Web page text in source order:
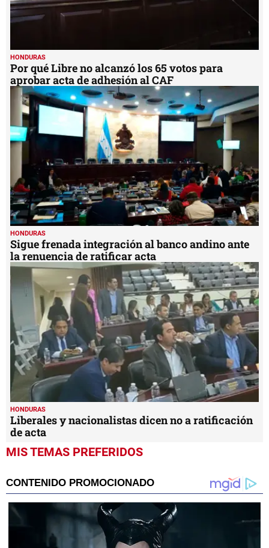
HONDURAS
Por qué Libre no alcanzó los 65 votos para
aprobar acta de adhesión al CAF
HONDURAS
Sigue frenada integración al banco andino ante
la renuencia de ratificar acta
HONDURAS
Liberales y nacionalistas dicen no a ratificación
de acta
MIS TEMAS PREFERIDOS